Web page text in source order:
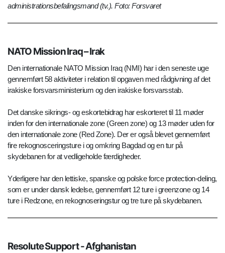
administrationsbefalingsmand (tv.). Foto: Forsvaret
NATO Mission Iraq – Irak
Den internationale NATO Mission Iraq (NMI) har i den seneste uge
gennemført 58 aktiviteter i relation til opgaven med rådgivning af det
irakiske forsvarsministerium og den irakiske forsvarsstab.
Det danske sikrings- og eskortebidrag har eskorteret til 11 møder
inden for den internationale zone (Green zone) og 13 møder uden for
den internationale zone (Red Zone). Der er også blevet gennemført
fire rekognosceringsture i og omkring Bagdad og en tur på
skydebanen for at vedligeholde færdigheder.
Yderligere har den lettiske, spanske og polske force protection-deling,
som er under dansk ledelse, gennemført 12 ture i greenzone og 14
ture i Redzone, en rekognoseringstur og tre ture på skydebanen.
Resolute Support - Afghanistan